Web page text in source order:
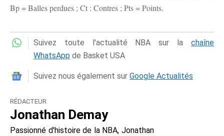
Bp = Balles perdues ; Ct : Contres ; Pts = Points.
Suivez toute l'actualité NBA sur la chaîne
WhatsApp de Basket USA
Suivez nous également sur Google Actualités
RÉDACTEUR
Jonathan Demay
Passionné d'histoire de la NBA, Jonathan